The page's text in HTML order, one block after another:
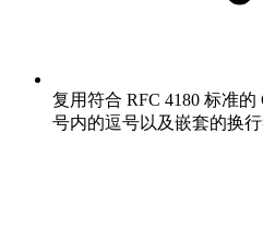
复用符合 RFC 4180 标准的
号内的逗号以及嵌套的换行